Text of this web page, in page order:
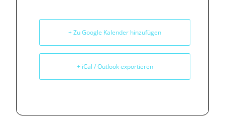
+ Zu Google Kalender hinzufügen
+ iCal / Outlook exportieren